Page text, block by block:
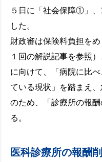
５日に「社会保障①」
した。
財政審は保険料負担を
１回の解説記事を参照
に向けて、「病院に比
ている現状」を踏まえ
のため、「診療所の報
る。
医科診療所の報酬